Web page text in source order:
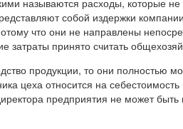
называются расходы, которые
собой издержки
что они не направлены
затраты принято считать
продукции, то они полностью
цеха относится на
предприятия не может